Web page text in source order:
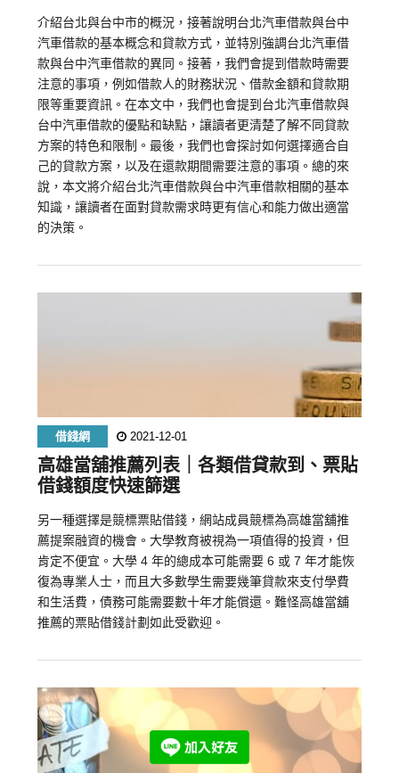
介紹台北與台中市的概況，接著說明台北汽車借款與台中
汽車借款的基本概念和貸款方式，並特別強調台北汽車借
款與台中汽車借款的異同。接著，我們會提到借款時需要
注意的事項，例如借款人的財務狀況、借款金額和貸款期
限等重要資訊。在本文中，我們也會提到台北汽車借款與
台中汽車借款的優點和缺點，讓讀者更清楚了解不同貸款
方案的特色和限制。最後，我們也會探討如何選擇適合自
己的貸款方案，以及在還款期間需要注意的事項。總的來
說，本文將介紹台北汽車借款與台中汽車借款相關的基本
知識，讓讀者在面對貸款需求時更有信心和能力做出適當
的決策。
借錢網 2021-12-01
高雄當舖推薦列表｜各類借貸款到、票貼
借錢額度快速篩選
另一種選擇是競標票貼借錢，網站成員競標為高雄當舖推
薦提案融資的機會。大學教育被視為一項值得的投資，但
肯定不便宜。大學 4 年的總成本可能需要 6 或 7 年才能恢
復為專業人士，而且大多數學生需要幾筆貸款來支付學費
和生活費，債務可能需要數十年才能償還。難怪高雄當舖
推薦的票貼借錢計劃如此受歡迎。